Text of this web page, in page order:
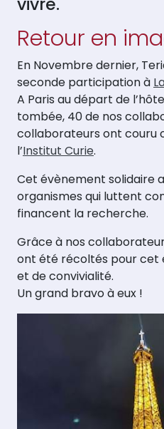
Retour en
En Novembre dernier,
seconde participation à
A Paris au départ de
tombée, 40 de nos
collaborateurs ont couru
l’Institut Curie.
Cet évènement solidaire
organismes qui luttent
financent la recherche.
Grâce à nos
ont été récoltés pour cet
et de convivialité.
Un grand bravo à eux !